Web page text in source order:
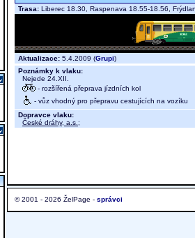
Trasa: Liberec 18.30, Raspenava 18.55-18.56,
Aktualizace: 5.4.2009 (Grupi)
Poznámky k vlaku:
Nejede 24.XII.
- rozšířená přeprava jízdních kol
- vůz vhodný pro přepravu cestujících na vozíku
Dopravce vlaku:
České dráhy, a.s. ;
© 2001 - 2026 ŽelPage - správci